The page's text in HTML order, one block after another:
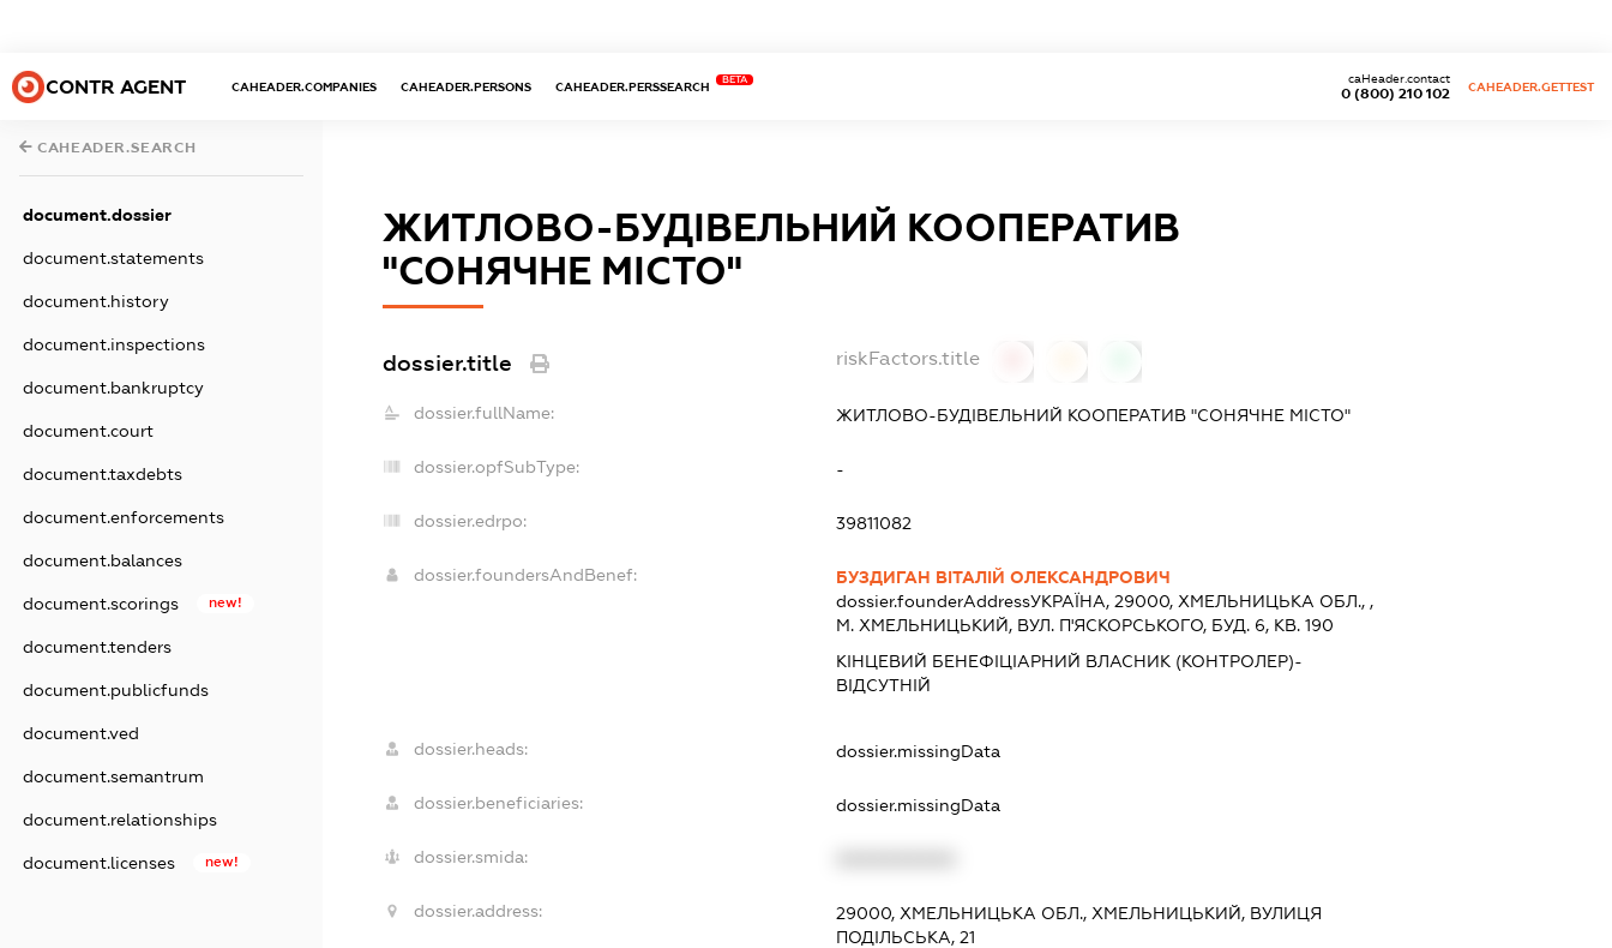
CONTR AGENT CAHEADER.COMPANIES CAHEADER.PERSONS CAHEADER.PERSSEARCH
BETA
0 (800) 210 102
caHeader.contact
CAHEADER.GETTEST
CAHEADER.SEARCH
document.dossier
document.statements
document.history
document.inspections
document.bankruptcy
document.court
document.taxdebts
document.enforcements
document.balances
document.scorings new!
document.tenders
document.publicfunds
document.ved
document.semantrum
document.relationships
document.licenses new!
ЖИТЛОВО-БУДІВЕЛЬНИЙ КООПЕРАТИВ
"СОНЯЧНЕ МІСТО"
dossier.title riskFactors.title
dossier.fullName: ЖИТЛОВО-БУДІВЕЛЬНИЙ КООПЕРАТИВ "СОНЯЧНЕ МІСТО"
dossier.opfSubType: -
dossier.edrpo: 39811082
dossier.foundersAndBenef:
БУЗДИГАН ВІТАЛІЙ ОЛЕКСАНДРОВИЧ
dossier.founderAddressУКРАЇНА, 29000, ХМЕЛЬНИЦЬКА ОБЛ., ,
М. ХМЕЛЬНИЦЬКИЙ, ВУЛ. П'ЯСКОРСЬКОГО, БУД. 6, КВ. 190
КІНЦЕВИЙ БЕНЕФІЦІАРНИЙ ВЛАСНИК (КОНТРОЛЕР)-
ВІДСУТНІЙ
dossier.heads: dossier.missingData
dossier.beneficiaries: dossier.missingData
dossier.smida:
dossier.address:
29000, ХМЕЛЬНИЦЬКА ОБЛ., ХМЕЛЬНИЦЬКИЙ, ВУЛИЦЯ
ПОДІЛЬСЬКА, 21